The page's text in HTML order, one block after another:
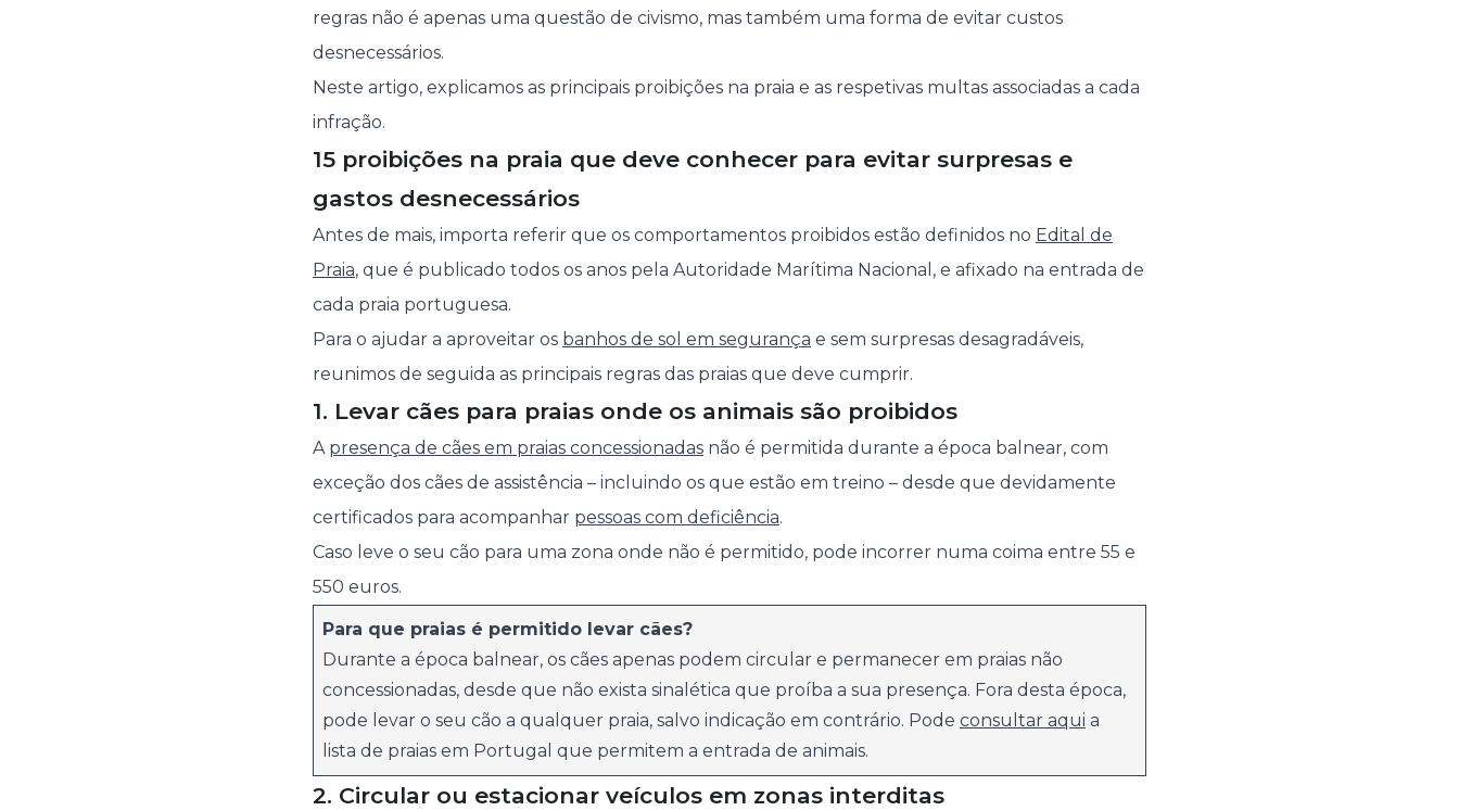
regras não é apenas uma questão de civismo, mas também uma forma de evitar custos
desnecessários.
Neste artigo, explicamos as principais proibições na praia e as respetivas multas associadas a cada
infração.
15 proibições na praia que deve conhecer para evitar surpresas e
gastos desnecessários
Antes de mais, importa referir que os comportamentos proibidos estão definidos no Edital de
Praia, que é publicado todos os anos pela Autoridade Marítima Nacional, e afixado na entrada de
cada praia portuguesa.
Para o ajudar a aproveitar os banhos de sol em segurança e sem surpresas desagradáveis,
reunimos de seguida as principais regras das praias que deve cumprir.
1. Levar cães para praias onde os animais são proibidos
A presença de cães em praias concessionadas não é permitida durante a época balnear, com
exceção dos cães de assistência – incluindo os que estão em treino – desde que devidamente
certificados para acompanhar pessoas com deficiência.
Caso leve o seu cão para uma zona onde não é permitido, pode incorrer numa coima entre 55 e
550 euros.
Para que praias é permitido levar cães?
Durante a época balnear, os cães apenas podem circular e permanecer em praias não
concessionadas, desde que não exista sinalética que proíba a sua presença. Fora desta época,
pode levar o seu cão a qualquer praia, salvo indicação em contrário. Pode consultar aqui a
lista de praias em Portugal que permitem a entrada de animais.
2. Circular ou estacionar veículos em zonas interditas